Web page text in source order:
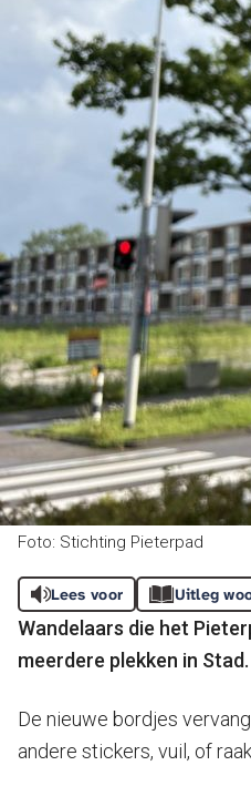
Foto: Stichting Pieterpad
Lees voor Uitleg
Wandelaars die het
meerdere plekken in Stad.
De nieuwe bordjes
andere stickers, vuil, of